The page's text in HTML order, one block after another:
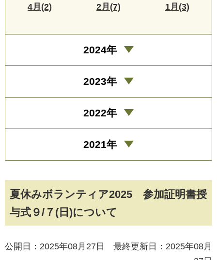
夏休みボランティア2025 参加証明書授
与式９/７(日)について
公開日：2025年08月27日 最終更新日：2025年08月
4月(2) 2月(7) 1月(3)
2024年
2023年
2022年
2021年